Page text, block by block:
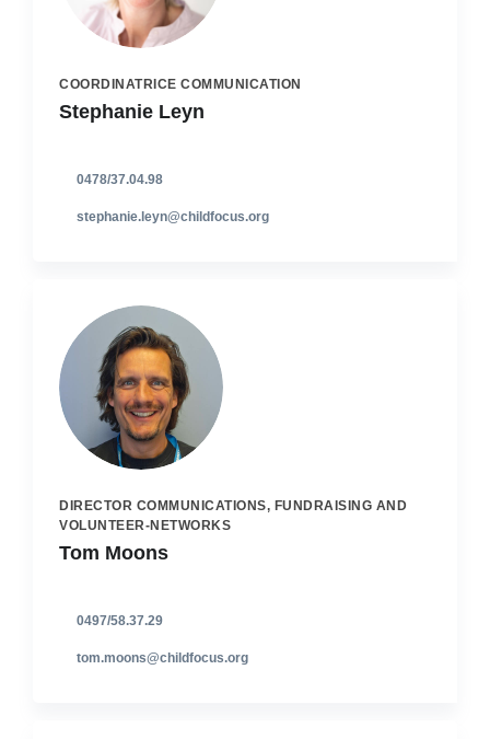
COORDINATRICE COMMUNICATION
Stephanie Leyn
0478/37.04.98
stephanie.leyn@childfocus.org
DIRECTOR COMMUNICATIONS, FUNDRAISING AND
VOLUNTEER-NETWORKS
Tom Moons
0497/58.37.29
tom.moons@childfocus.org